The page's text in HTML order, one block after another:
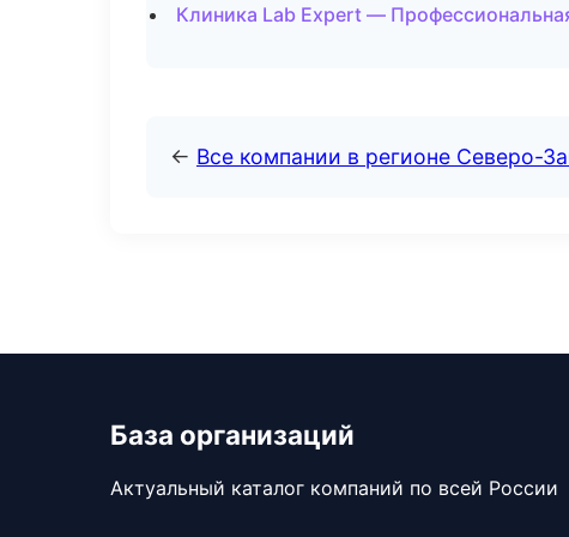
Клиника Lab Expert —
← Все компании в регионе Северо-
База организаций
Актуальный каталог компаний по всей России